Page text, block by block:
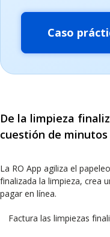
Caso
De la limpieza
cuestión de minutos
La RO App agiliza el
finalizada la limpieza, crea
pagar en línea.
Factura las limpiezas